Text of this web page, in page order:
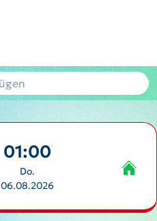
01:00
Do.
06.08.2026